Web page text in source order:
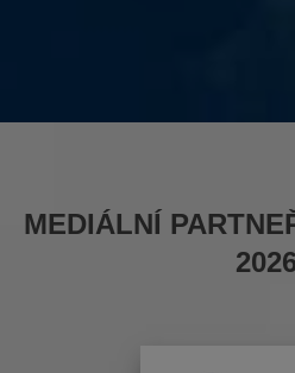
MEDIÁLNÍ